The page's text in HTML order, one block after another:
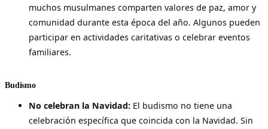
muchos musulmanes comparten valores de paz, amor y
comunidad durante esta época del año. Algunos pueden
participar en actividades caritativas o celebrar eventos
familiares.
Budismo
No celebran la Navidad: El budismo no tiene una
celebración específica que coincida con la Navidad. Sin